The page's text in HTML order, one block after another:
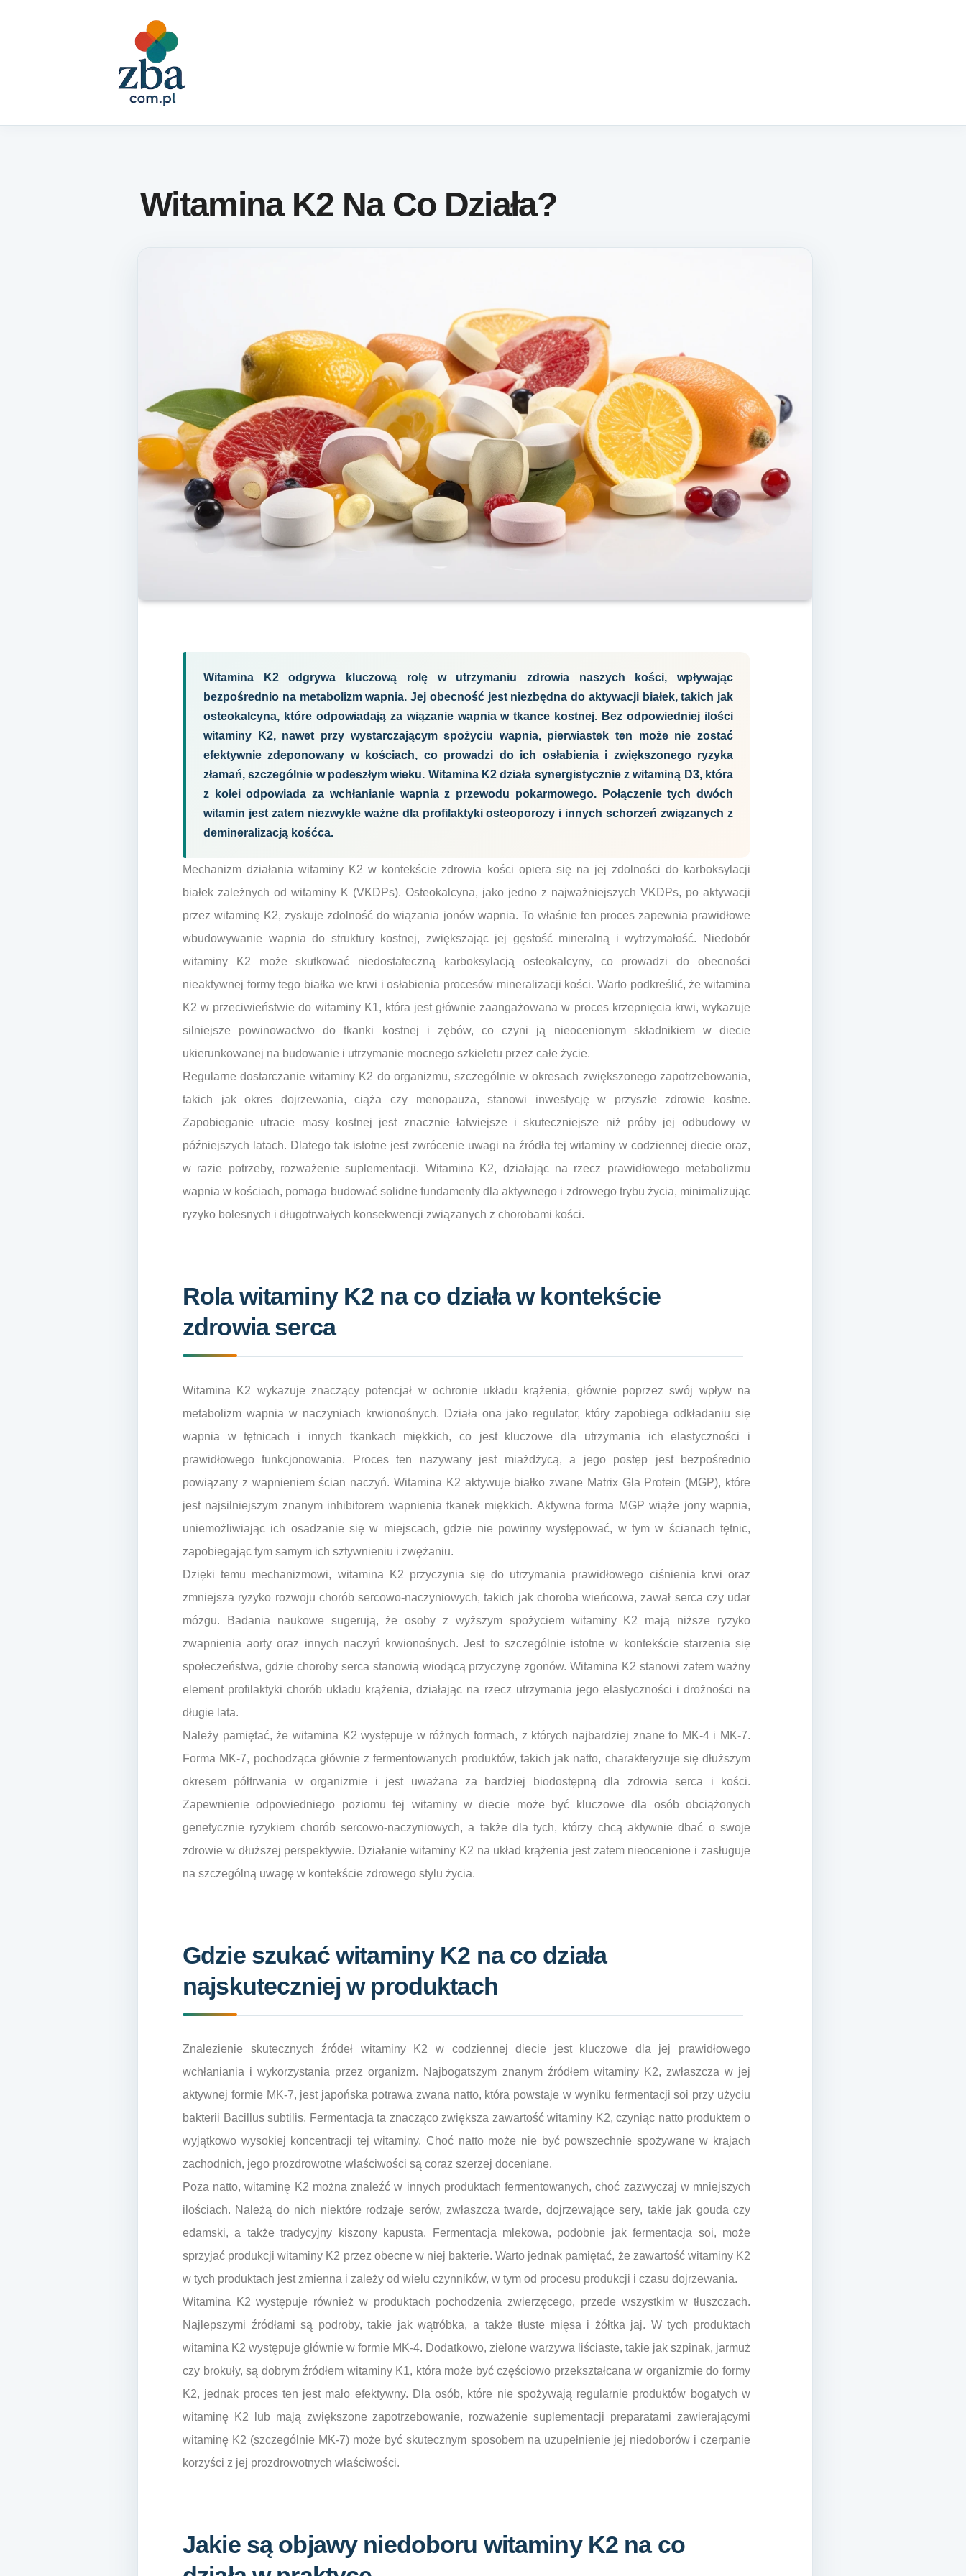
Witamina K2 Na Co Działa?
Witamina K2 odgrywa kluczową rolę w utrzymaniu zdrowia naszych kości, wpływając
bezpośrednio na metabolizm wapnia. Jej obecność jest niezbędna do aktywacji białek, takich jak
osteokalcyna, które odpowiadają za wiązanie wapnia w tkance kostnej. Bez odpowiedniej ilości
witaminy K2, nawet przy wystarczającym spożyciu wapnia, pierwiastek ten może nie zostać
efektywnie zdeponowany w kościach, co prowadzi do ich osłabienia i zwiększonego ryzyka
złamań, szczególnie w podeszłym wieku. Witamina K2 działa synergistycznie z witaminą D3, która
z kolei odpowiada za wchłanianie wapnia z przewodu pokarmowego. Połączenie tych dwóch
witamin jest zatem niezwykle ważne dla profilaktyki osteoporozy i innych schorzeń związanych z
demineralizacją kośćca.
Mechanizm działania witaminy K2 w kontekście zdrowia kości opiera się na jej zdolności do karboksylacji
białek zależnych od witaminy K (VKDPs). Osteokalcyna, jako jedno z najważniejszych VKDPs, po aktywacji
przez witaminę K2, zyskuje zdolność do wiązania jonów wapnia. To właśnie ten proces zapewnia prawidłowe
wbudowywanie wapnia do struktury kostnej, zwiększając jej gęstość mineralną i wytrzymałość. Niedobór
witaminy K2 może skutkować niedostateczną karboksylacją osteokalcyny, co prowadzi do obecności
nieaktywnej formy tego białka we krwi i osłabienia procesów mineralizacji kości. Warto podkreślić, że witamina
K2 w przeciwieństwie do witaminy K1, która jest głównie zaangażowana w proces krzepnięcia krwi, wykazuje
silniejsze powinowactwo do tkanki kostnej i zębów, co czyni ją nieocenionym składnikiem w diecie
ukierunkowanej na budowanie i utrzymanie mocnego szkieletu przez całe życie.
Regularne dostarczanie witaminy K2 do organizmu, szczególnie w okresach zwiększonego zapotrzebowania,
takich jak okres dojrzewania, ciąża czy menopauza, stanowi inwestycję w przyszłe zdrowie kostne.
Zapobieganie utracie masy kostnej jest znacznie łatwiejsze i skuteczniejsze niż próby jej odbudowy w
późniejszych latach. Dlatego tak istotne jest zwrócenie uwagi na źródła tej witaminy w codziennej diecie oraz,
w razie potrzeby, rozważenie suplementacji. Witamina K2, działając na rzecz prawidłowego metabolizmu
wapnia w kościach, pomaga budować solidne fundamenty dla aktywnego i zdrowego trybu życia, minimalizując
ryzyko bolesnych i długotrwałych konsekwencji związanych z chorobami kości.
Rola witaminy K2 na co działa w kontekście
zdrowia serca
Witamina K2 wykazuje znaczący potencjał w ochronie układu krążenia, głównie poprzez swój wpływ na
metabolizm wapnia w naczyniach krwionośnych. Działa ona jako regulator, który zapobiega odkładaniu się
wapnia w tętnicach i innych tkankach miękkich, co jest kluczowe dla utrzymania ich elastyczności i
prawidłowego funkcjonowania. Proces ten nazywany jest miażdżycą, a jego postęp jest bezpośrednio
powiązany z wapnieniem ścian naczyń. Witamina K2 aktywuje białko zwane Matrix Gla Protein (MGP), które
jest najsilniejszym znanym inhibitorem wapnienia tkanek miękkich. Aktywna forma MGP wiąże jony wapnia,
uniemożliwiając ich osadzanie się w miejscach, gdzie nie powinny występować, w tym w ścianach tętnic,
zapobiegając tym samym ich sztywnieniu i zwężaniu.
Dzięki temu mechanizmowi, witamina K2 przyczynia się do utrzymania prawidłowego ciśnienia krwi oraz
zmniejsza ryzyko rozwoju chorób sercowo-naczyniowych, takich jak choroba wieńcowa, zawał serca czy udar
mózgu. Badania naukowe sugerują, że osoby z wyższym spożyciem witaminy K2 mają niższe ryzyko
zwapnienia aorty oraz innych naczyń krwionośnych. Jest to szczególnie istotne w kontekście starzenia się
społeczeństwa, gdzie choroby serca stanowią wiodącą przyczynę zgonów. Witamina K2 stanowi zatem ważny
element profilaktyki chorób układu krążenia, działając na rzecz utrzymania jego elastyczności i drożności na
długie lata.
Należy pamiętać, że witamina K2 występuje w różnych formach, z których najbardziej znane to MK-4 i MK-7.
Forma MK-7, pochodząca głównie z fermentowanych produktów, takich jak natto, charakteryzuje się dłuższym
okresem półtrwania w organizmie i jest uważana za bardziej biodostępną dla zdrowia serca i kości.
Zapewnienie odpowiedniego poziomu tej witaminy w diecie może być kluczowe dla osób obciążonych
genetycznie ryzykiem chorób sercowo-naczyniowych, a także dla tych, którzy chcą aktywnie dbać o swoje
zdrowie w dłuższej perspektywie. Działanie witaminy K2 na układ krążenia jest zatem nieocenione i zasługuje
na szczególną uwagę w kontekście zdrowego stylu życia.
Gdzie szukać witaminy K2 na co działa
najskuteczniej w produktach
Znalezienie skutecznych źródeł witaminy K2 w codziennej diecie jest kluczowe dla jej prawidłowego
wchłaniania i wykorzystania przez organizm. Najbogatszym znanym źródłem witaminy K2, zwłaszcza w jej
aktywnej formie MK-7, jest japońska potrawa zwana natto, która powstaje w wyniku fermentacji soi przy użyciu
bakterii Bacillus subtilis. Fermentacja ta znacząco zwiększa zawartość witaminy K2, czyniąc natto produktem o
wyjątkowo wysokiej koncentracji tej witaminy. Choć natto może nie być powszechnie spożywane w krajach
zachodnich, jego prozdrowotne właściwości są coraz szerzej doceniane.
Poza natto, witaminę K2 można znaleźć w innych produktach fermentowanych, choć zazwyczaj w mniejszych
ilościach. Należą do nich niektóre rodzaje serów, zwłaszcza twarde, dojrzewające sery, takie jak gouda czy
edamski, a także tradycyjny kiszony kapusta. Fermentacja mlekowa, podobnie jak fermentacja soi, może
sprzyjać produkcji witaminy K2 przez obecne w niej bakterie. Warto jednak pamiętać, że zawartość witaminy K2
w tych produktach jest zmienna i zależy od wielu czynników, w tym od procesu produkcji i czasu dojrzewania.
Witamina K2 występuje również w produktach pochodzenia zwierzęcego, przede wszystkim w tłuszczach.
Najlepszymi źródłami są podroby, takie jak wątróbka, a także tłuste mięsa i żółtka jaj. W tych produktach
witamina K2 występuje głównie w formie MK-4. Dodatkowo, zielone warzywa liściaste, takie jak szpinak, jarmuż
czy brokuły, są dobrym źródłem witaminy K1, która może być częściowo przekształcana w organizmie do formy
K2, jednak proces ten jest mało efektywny. Dla osób, które nie spożywają regularnie produktów bogatych w
witaminę K2 lub mają zwiększone zapotrzebowanie, rozważenie suplementacji preparatami zawierającymi
witaminę K2 (szczególnie MK-7) może być skutecznym sposobem na uzupełnienie jej niedoborów i czerpanie
korzyści z jej prozdrowotnych właściwości.
Jakie są objawy niedoboru witaminy K2 na co